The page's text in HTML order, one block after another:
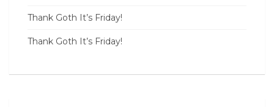
Thank Goth It’s Friday!
Thank Goth It’s Friday!